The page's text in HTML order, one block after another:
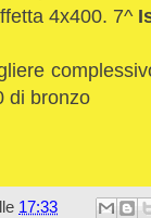
4x400. 7^
di bronzo
17:33